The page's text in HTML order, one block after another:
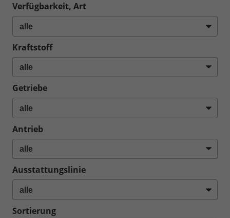
Verfügbarkeit, Art
Kraftstoff
Getriebe
Antrieb
Ausstattungslinie
Sortierung